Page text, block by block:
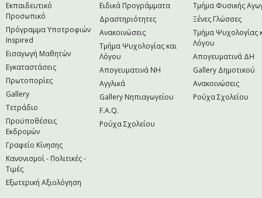
Εκπαιδευτικό
Προσωπικό
Πρόγραμμα Υποτροφιών
Inspired
Εισαγωγή Μαθητών
Εγκαταστάσεις
Πρωτοπορίες
Gallery
Τετράδιο
Προϋποθέσεις
Εκδρομών
Γραφείο Κίνησης
Κανονισμοί - Πολιτικές -
Τιμές
Εξωτερική Αξιολόγηση
Ειδικά Προγράμματα
Δραστηριότητες
Ανακοινώσεις
Τμήμα Ψυχολογίας και
Λόγου
Απογευματινά NH
Αγγλικά
Gallery Νηπιαγωγείου
F.A.Q.
Ρούχα Σχολείου
Τμήμα Φυσικής
Ξένες Γλώσσες
Τμήμα Ψυχολογίας
Λόγου
Απογευματινά ΔΗ
Gallery Δημοτικού
Ανακοινώσεις
Ρούχα Σχολείου